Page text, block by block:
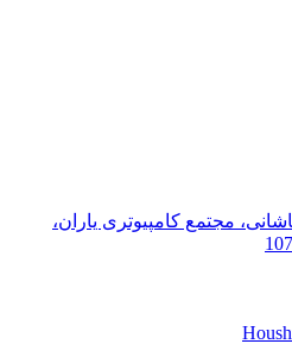
مجتمع کامپیوتری یاران،